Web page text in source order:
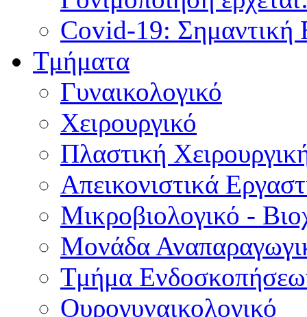
Covid-19: Σημαντική
Τμήματα
Γυναικολογικό
Χειρουργικό
Πλαστική
Απεικονιστικά
Μικροβιολογικό -
Μονάδα
Τμήμα
Ουρογυναικολογικό